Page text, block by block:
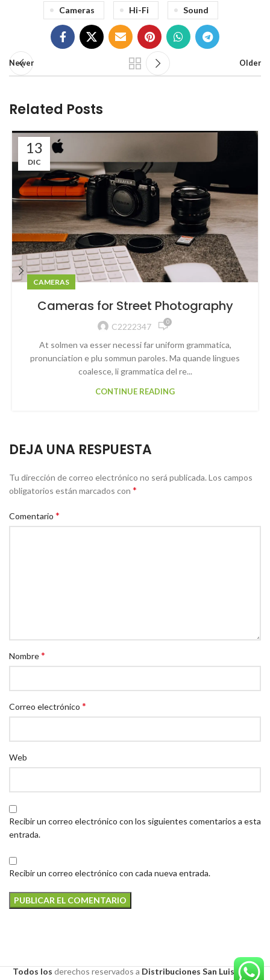
Cameras Hi-Fi Sound
Newer Older
Related Posts
13
DIC
CAMERAS
Cameras for Street Photography
C2222347 0
At solmen va esser necessi far uniform grammatica,
pronunciation e plu sommun paroles. Ma quande lingues
coalesce, li grammatica del re...
CONTINUE READING
DEJA UNA RESPUESTA
Tu dirección de correo electrónico no será publicada. Los campos
obligatorios están marcados con *
Comentario *
Nombre*
Correo electrónico *
Web
Recibir un correo electrónico con los siguientes comentarios a esta
entrada.
Recibir un correo electrónico con cada nueva entrada.
Todos los derechos reservados a Distribuciones San Luis S.A.S .